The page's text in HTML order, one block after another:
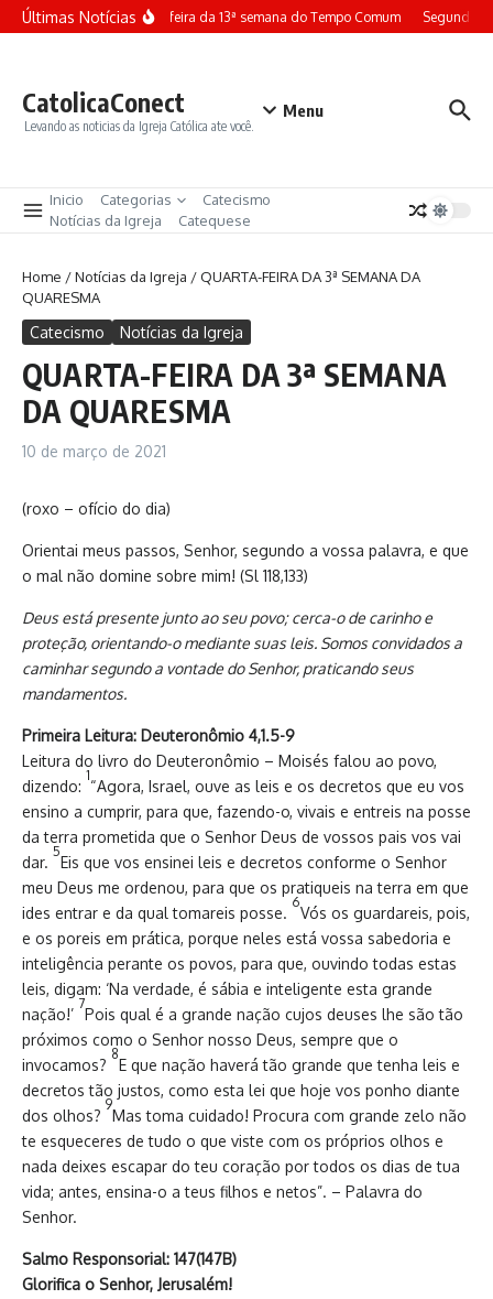
Ir para o conteúdo
Últimas NotíciasTerça-feira da 13ª semana do Tempo Comum Segunda-
CatolicaConect
Levando as noticias da Igreja Católica ate você.
Menu
Inicio Categorias
Catecismo
Notícias da Igreja
Catequese
Home /Notícias da Igreja /QUARTA-FEIRA DA 3ª SEMANA DA
QUARESMA
Catecismo Notícias da Igreja
QUARTA-FEIRA DA 3ª SEMANA
DA QUARESMA
10 de março de 2021
(roxo – ofício do dia)
Orientai meus passos, Senhor, segundo a vossa palavra, e que
o mal não domine sobre mim! (Sl 118,133)
Deus está presente junto ao seu povo; cerca-o de carinho e
proteção, orientando-o mediante suas leis. Somos convidados a
caminhar segundo a vontade do Senhor, praticando seus
mandamentos.
Primeira Leitura: Deuteronômio 4,1.5-9
Leitura do livro do Deuteronômio – Moisés falou ao povo,
dizendo:
1
“Agora, Israel, ouve as leis e os decretos que eu vos
ensino a cumprir, para que, fazendo-o, vivais e entreis na posse
da terra prometida que o Senhor Deus de vossos pais vos vai
dar.
5
Eis que vos ensinei leis e decretos conforme o Senhor
meu Deus me ordenou, para que os pratiqueis na terra em que
ides entrar e da qual tomareis posse.
6
Vós os guardareis, pois,
e os poreis em prática, porque neles está vossa sabedoria e
inteligência perante os povos, para que, ouvindo todas estas
leis, digam: ‘Na verdade, é sábia e inteligente esta grande
nação!’
7
Pois qual é a grande nação cujos deuses lhe são tão
próximos como o Senhor nosso Deus, sempre que o
invocamos?
8
E que nação haverá tão grande que tenha leis e
decretos tão justos, como esta lei que hoje vos ponho diante
dos olhos?
9
Mas toma cuidado! Procura com grande zelo não
te esqueceres de tudo o que viste com os próprios olhos e
nada deixes escapar do teu coração por todos os dias de tua
vida; antes, ensina-o a teus filhos e netos”. – Palavra do
Senhor.
Salmo Responsorial: 147(147B)
Glorifica o Senhor, Jerusalém!